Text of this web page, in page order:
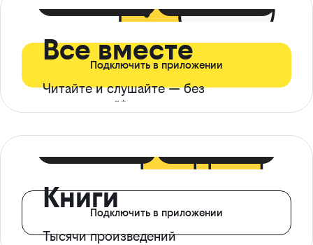
Все вместе
Читайте и слушайте — без
ограничений*
Подключить в приложении
Книги
Тысячи произведений
Подключить в приложении